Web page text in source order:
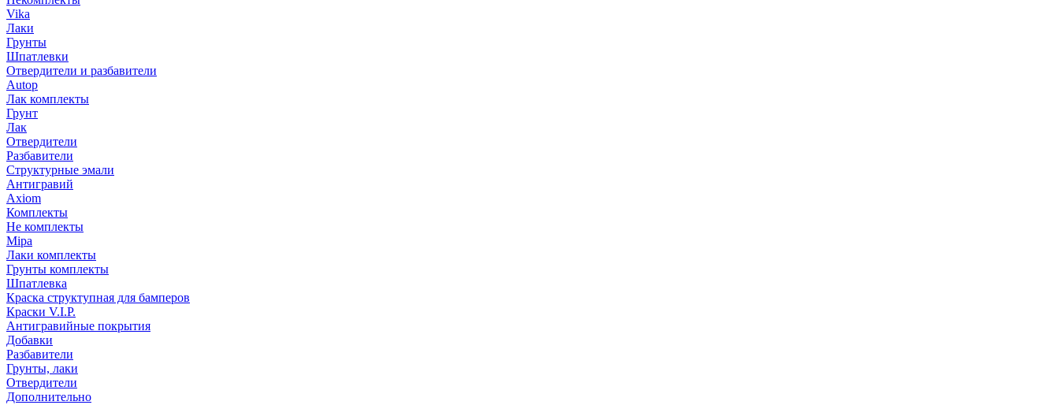
Vika
Лаки
Грунты
Шпатлевки
Отвердители и разбавители
Autop
Лак комплекты
Грунт
Лак
Отвердители
Разбавители
Структурные эмали
Антигравий
Axiom
Комплекты
Не комплекты
Mipa
Лаки комплекты
Грунты комплекты
Шпатлевка
Краска структупная для бамперов
Краски V.I.P.
Антигравийные покрытия
Добавки
Разбавители
Грунты, лаки
Отвердители
Дополнительно